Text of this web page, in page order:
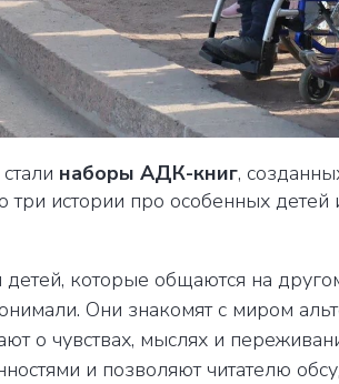
наборы АДК-книг,
истории про особенных детей
детей, которые общаются на
Они знакомят с миром
о чувствах, мыслях и
и позволяют читателю